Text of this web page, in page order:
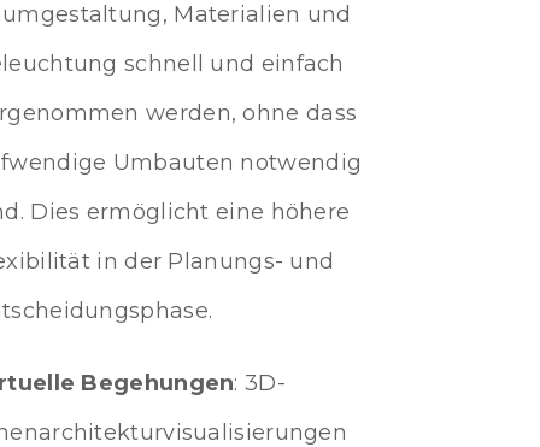
Materialien und
schnell und einfach
werden, ohne dass
Umbauten notwendig
Dies ermöglicht eine höhere
in der Planungs- und
Begehungen: 3D-